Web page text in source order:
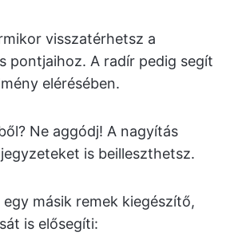
visszatérhetsz a
pontjaihoz. A radír pedig segít
elérésében.
Ne aggódj! A nagyítás
is beilleszthetsz.
másik remek kiegészítő,
is elősegíti: